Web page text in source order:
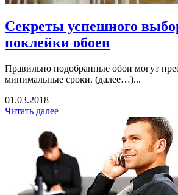
Секреты успешного
поклейки обоев
Правильно подобранные обои могут
минимальные сроки. (далее…)...
01.03.2018
Читать далее